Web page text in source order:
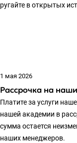
ругайте в открытых
1 мая 2026
Рассрочка на
Платите за услуги
нашей академии в
сумма остается
наших менеджеров.